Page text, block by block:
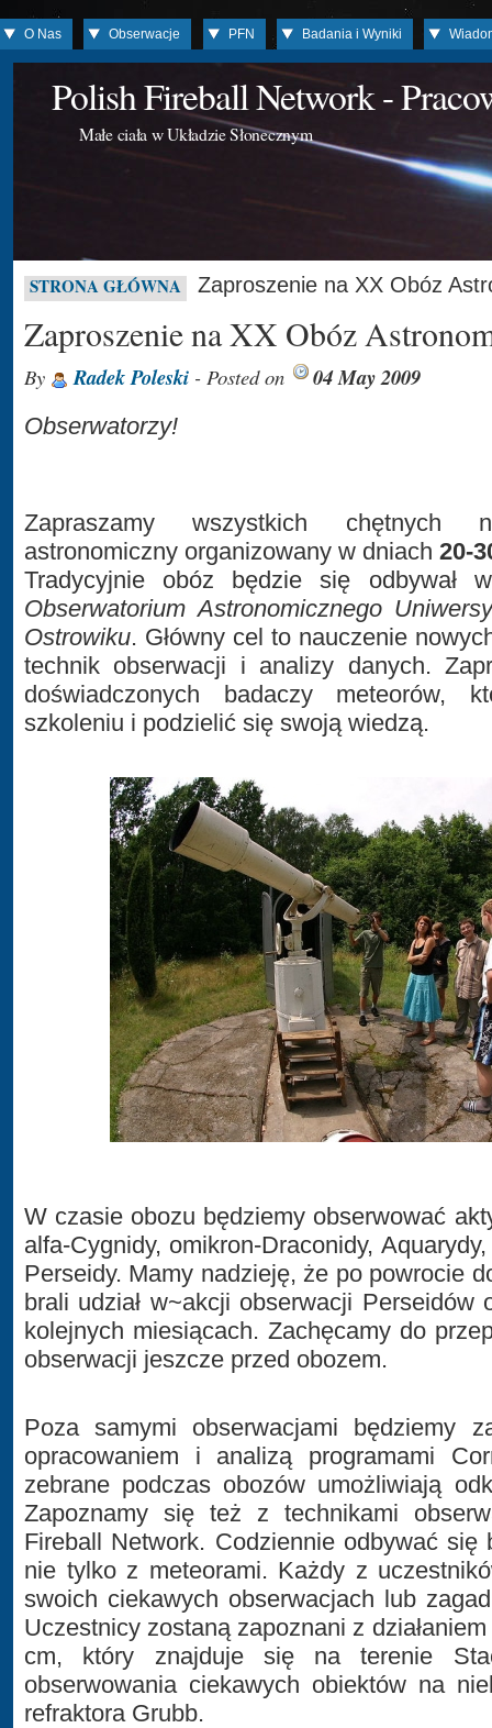
O Nas Obserwacje PFN Badania i Wyniki
Polish Fireball Network -
Małe ciała w Układzie Słonecznym
STRONA GŁÓWNA Zaproszenie na XX Obóz
Zaproszenie na XX Obóz
By Radek Poleski - Posted on 04 May 2009
Obserwatorzy!
Zapraszamy wszystkich chętnych
astronomiczny organizowany w dniach 20-
Tradycyjnie obóz będzie się odbywał
Obserwatorium Astronomicznego
Ostrowiku. Główny cel to nauczenie
technik obserwacji i analizy danych.
doświadczonych badaczy meteorów,
szkoleniu i podzielić się swoją wiedzą.
W czasie obozu będziemy obserwować
alfa-Cygnidy, omikron-Draconidy,
Perseidy. Mamy nadzieję, że po powrocie
brali udział w~akcji obserwacji Perseidów
kolejnych miesiącach. Zachęcamy do
obserwacji jeszcze przed obozem.
Poza samymi obserwacjami będziemy
opracowaniem i analizą programami
zebrane podczas obozów umożliwiają
Zapoznamy się też z technikami
Fireball Network. Codziennie odbywać się
nie tylko z meteorami. Każdy z
swoich ciekawych obserwacjach lub
Uczestnicy zostaną zapoznani z
cm, który znajduje się na terenie
obserwowania ciekawych obiektów na
refraktora Grubb.